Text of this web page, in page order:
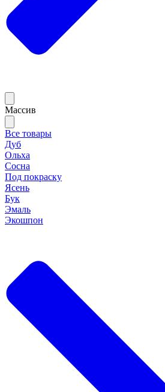
Массив
Все товары
Дуб
Ольха
Сосна
Под покраску
Ясень
Бук
Эмаль
Экошпон